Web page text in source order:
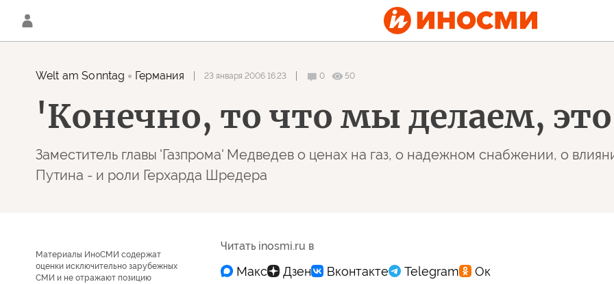
Welt am Sonntag Германия 23 января 2006 16:23 0 50
'Конечно, то что мы делаем,
Заместитель главы 'Газпрома' Медведев о ценах на газ, о надежном снабжении, о
Путина - и роли Герхарда Шредера
Материалы ИноСМИ содержат
оценки исключительно зарубежных
СМИ и не отражают позицию
Читать inosmi.ru в